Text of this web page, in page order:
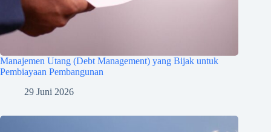
Manajemen Utang (Debt Management) yang Bijak untuk
Pembiayaan Pembangunan
29 Juni 2026